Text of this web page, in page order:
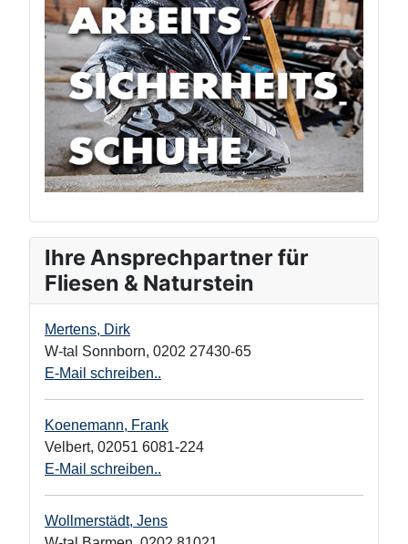
Ihre Ansprechpartner für
Fliesen & Naturstein
Mertens, Dirk
W-tal Sonnborn, 0202 27430-65
E-Mail schreiben..
Koenemann, Frank
Velbert, 02051 6081-224
E-Mail schreiben..
Wollmerstädt, Jens